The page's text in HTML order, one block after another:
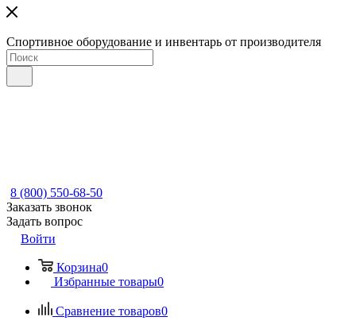
Спортивное оборудование и инвентарь от производителя
8 (800) 550-68-50
Заказать звонок
Задать вопрос
Войти
Корзина0
Избранные товары0
Сравнение товаров0